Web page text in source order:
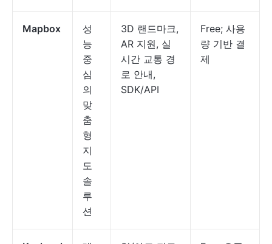
Mapbox
성
능
중
심
의
맞
춤
형
지
도
솔
루
션
3D 랜드마크,
AR 지원, 실
시간 교통 경
로 안내,
SDK/API
Free; 사용
량 기반 결
제